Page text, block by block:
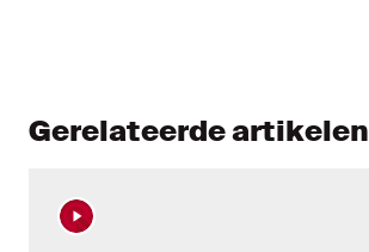
Gerelateerde artikelen